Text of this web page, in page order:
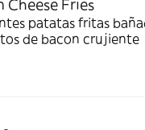
Cheese Fries
patatas fritas
de bacon crujiente